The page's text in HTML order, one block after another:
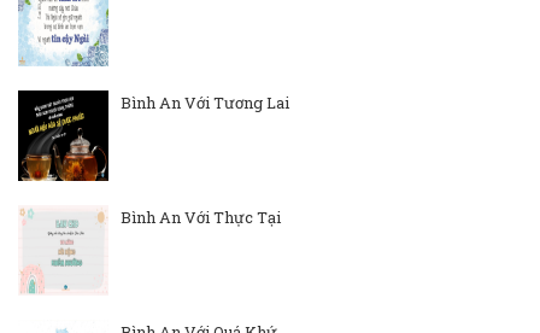
Bình An Với Tương Lai
Bình An Với Thực Tại